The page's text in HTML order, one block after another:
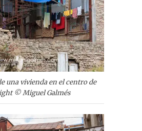
una vivienda en el centro de
© Miguel Galmés